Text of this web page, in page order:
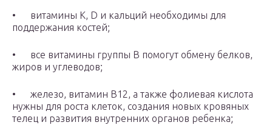
• витамины К, D и кальций необходимы для
поддержания костей;
• все витамины группы В помогут обмену белков,
жиров и углеводов;
• железо, витамин В12, а также фолиевая кислота
нужны для роста клеток, создания новых кровяных
телец и развития внутренних органов ребенка;